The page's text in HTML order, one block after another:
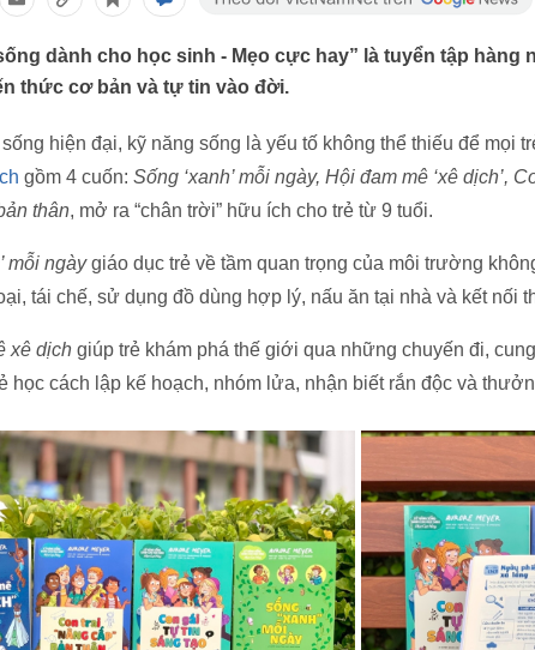
dành cho học sinh - Mẹo cực hay” là tuyển tập hàng
thức cơ bản và tự tin vào đời.
hiện đại, kỹ năng sống là yếu tố không thể thiếu để mọi
gồm 4 cuốn: Sống ‘xanh’ mỗi ngày, Hội đam mê ‘xê dịch’,
thân, mở ra “chân trời” hữu ích cho trẻ từ 9 tuổi.
mỗi ngàygiáo dục trẻ về tầm quan trọng của môi trường
tái chế, sử dụng đồ dùng hợp lý, nấu ăn tại nhà và kết nối
xê dịch giúp trẻ khám phá thế giới qua những chuyến đi,
học cách lập kế hoạch, nhóm lửa, nhận biết rắn độc và